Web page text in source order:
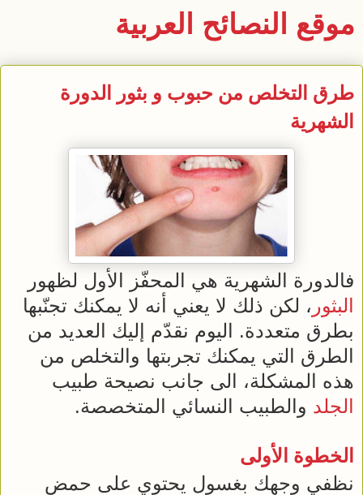
موقع النصائح العربية
طرق التخلص من حبوب و بثور الدورة
الشهرية
فالدورة الشهرية هي المحفّز الأول لظهور
البثور ، لكن ذلك لا يعني أنه لا يمكنك تجنّبها
بطرق متعددة. اليوم نقدّم إليك العديد من
الطرق التي يمكنك تجربتها والتخلص من
هذه المشكلة، الى جانب نصيحة طبيب
الجلد والطبيب النسائي المتخصصة.
الخطوة الأولى
نظفي وجهك بغسول يحتوي على حمض